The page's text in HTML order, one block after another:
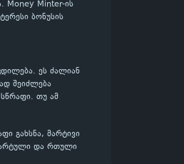
Money Minter-ის
ბონუსის
ეს ძალიან
შეიძლება
თუ ამ
გახსნა, მარტივი
და რთული